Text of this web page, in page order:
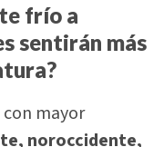
frío a
sentirán más
mayor
noroccidente,